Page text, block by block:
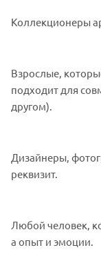
Коллекционеры
Взрослые,
подходит для
другом).
Дизайнеры,
реквизит.
Любой человек,
а опыт и эмоции.